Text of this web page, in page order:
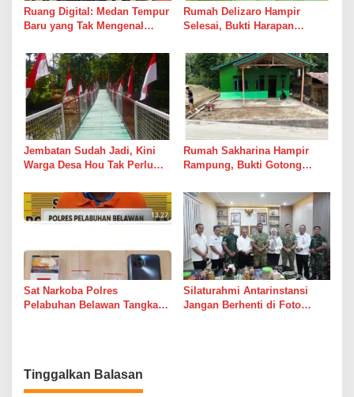
Ruang Digital: Medan Tempur
Baru yang Tak Mengenal
Rumah Delizaro Hampir
Selesai, Bukti Harapan
Suara Palu dan Semen
Jembatan Sudah Jadi, Kini
Warga Desa Hou Tak Perlu
Sungai
Rumah Sakharina Hampir
Rampung, Bukti Gotong
dari Janji Banyak Orang
Sat Narkoba Polres
Pelabuhan Belawan Tangkap
Silaturahmi Antarinstansi
Jangan Berhenti di Foto
Tinggalkan Balasan